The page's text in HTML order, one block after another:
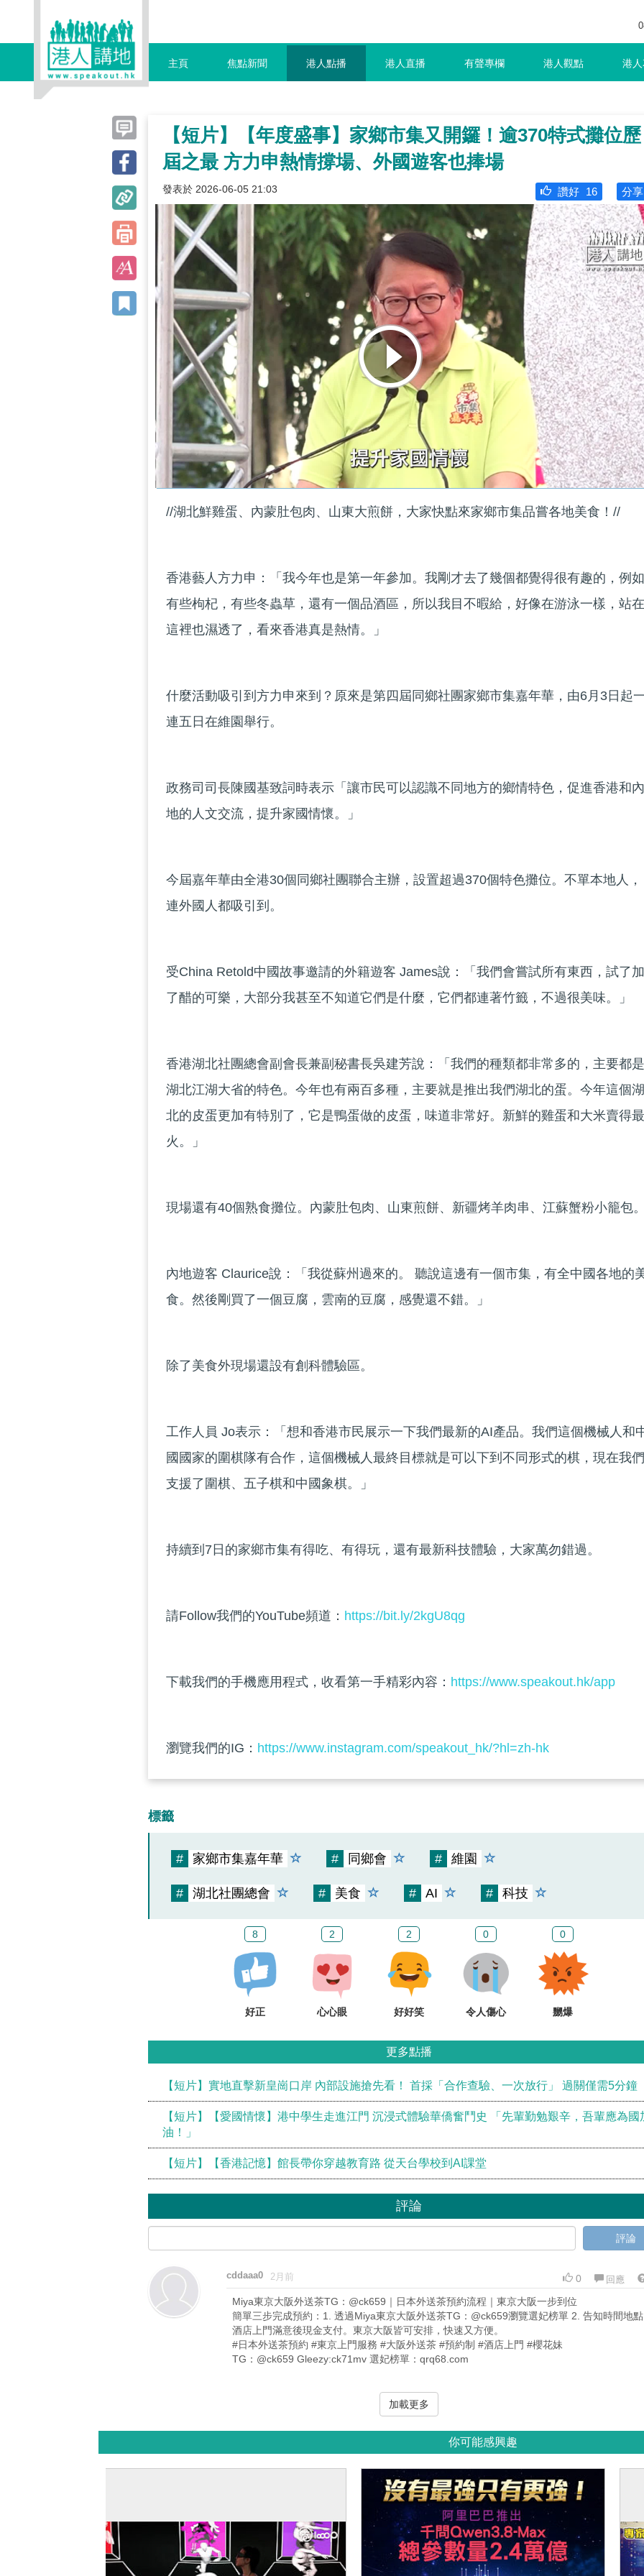
主頁 焦點新聞 港人點播 港人直播 有聲專欄 港人觀點 港
【短片】【年度盛事】家鄉市集又開鑼！逾370特式攤位歷
屆之最 方力申熱情撐場、外國遊客也捧場
發表於 2026-06-05 21:03 分享
讚好 16
//湖北鮮雞蛋、內蒙肚包肉、山東大煎餅，大家快點來家鄉市集品嘗各地美食！//
香港藝人方力申：「我今年也是第一年參加。我剛才去了幾個都覺得很有趣的，例如
有些枸杞，有些冬蟲草，還有一個品酒區，所以我目不暇給，好像在游泳一樣，站在
這裡也濕透了，看來香港真是熱情。」
什麼活動吸引到方力申來到？原來是第四屆同鄉社團家鄉市集嘉年華，由6月3日起
連五日在維園舉行。
政務司司長陳國基致詞時表示「讓市民可以認識不同地方的鄉情特色，促進香港和內
地的人文交流，提升家國情懷。」
今屆嘉年華由全港30個同鄉社團聯合主辦，設置超過370個特色攤位。不單本地人，
連外國人都吸引到。
受China Retold中國故事邀請的外籍遊客 James說：「我們會嘗試所有東西，試了加
了醋的可樂，大部分我甚至不知道它們是什麼，它們都連著竹籤，不過很美味。」
香港湖北社團總會副會長兼副秘書長吳建芳說：「我們的種類都非常多的，主要都是
湖北江湖大省的特色。今年也有兩百多種，主要就是推出我們湖北的蛋。今年這個湖
北的皮蛋更加有特別了，它是鴨蛋做的皮蛋，味道非常好。新鮮的雞蛋和大米賣得最
火。」
現場還有40個熟食攤位。內蒙肚包肉、山東煎餅、新疆烤羊肉串、江蘇蟹粉小籠包
內地遊客 Claurice說：「我從蘇州過來的。 聽說這邊有一個市集，有全中國各地的
食。然後剛買了一個豆腐，雲南的豆腐，感覺還不錯。」
除了美食外現場還設有創科體驗區。
工作人員 Jo表示：「想和香港市民展示一下我們最新的AI產品。我們這個機械人和
國國家的圍棋隊有合作，這個機械人最終目標就是可以下到不同形式的棋，現在我們
支援了圍棋、五子棋和中國象棋。」
持續到7日的家鄉市集有得吃、有得玩，還有最新科技體驗，大家萬勿錯過。
請Follow我們的YouTube頻道： https://bit.ly/2kgU8qg
下載我們的手機應用程式，收看第一手精彩內容： https://www.speakout.hk/app
瀏覽我們的IG： https://www.instagram.com/speakout_hk/?hl=zh-hk
標籤
# 家鄉市集嘉年華 # 同鄉會 # 維園
# 湖北社團總會 # 美食 # AI # 科技
8
好正
2
心心眼
2
好好笑
0
令人傷心
0
嬲爆
更多點播
【短片】實地直擊新皇崗口岸 內部設施搶先看！ 首採「合作查驗、一次放行」 過關僅需5分鐘
【短片】【愛國情懷】港中學生走進江門 沉浸式體驗華僑奮鬥史 「先輩勤勉艱辛，吾輩應為國
油！」
【短片】【香港記憶】館長帶你穿越教育路 從天台學校到AI課堂
評論
評論
cddaaa0 2月前 0 回應
Miya東京大阪外送茶TG：@ck659｜日本外送茶預約流程｜東京大阪一步到位
簡單三步完成預約：1. 透過Miya東京大阪外送茶TG：@ck659瀏覽選妃榜單 2. 告知時間地
酒店上門滿意後現金支付。東京大阪皆可安排，快速又方便。
#日本外送茶預約 #東京上門服務 #大阪外送茶 #預約制 #酒店上門 #櫻花妹
TG：@ck659 Gleezy:ck71mv 選妃榜單：qrq68.com
加載更多
你可能感興趣